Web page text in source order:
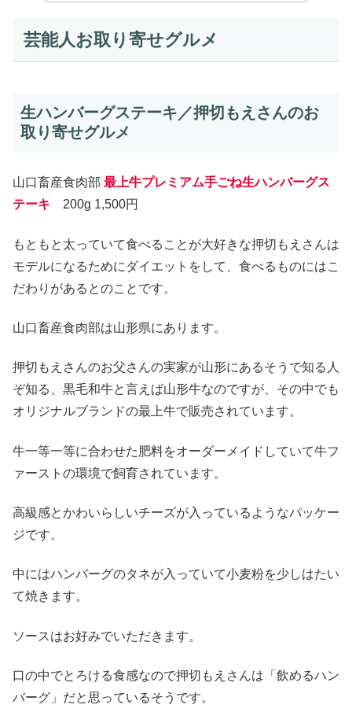
芸能人お取り寄せグルメ
生ハンバーグステーキ／押切もえさんのお
取り寄せグルメ
山口畜産食肉部 最上牛プレミアム手ごね生ハンバーグス
テーキ 200g 1,500円
もともと太っていて食べることが大好きな押切もえさんは
モデルになるためにダイエットをして、食べるものにはこ
だわりがあるとのことです。
山口畜産食肉部は山形県にあります。
押切もえさんのお父さんの実家が山形にあるそうで知る人
ぞ知る、黒毛和牛と言えば山形牛なのですが、その中でも
オリジナルブランドの最上牛で販売されています。
牛一等一等に合わせた肥料をオーダーメイドしていて牛フ
ァーストの環境で飼育されています。
高級感とかわいらしいチーズが入っているようなパッケー
ジです。
中にはハンバーグのタネが入っていて小麦粉を少しはたい
て焼きます。
ソースはお好みでいただきます。
口の中でとろける食感なので押切もえさんは「飲めるハン
バーグ」だと思っているそうです。